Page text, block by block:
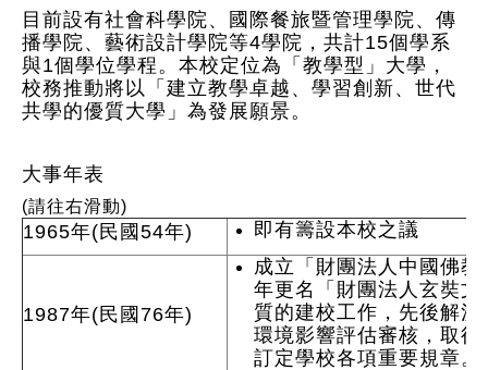
目前設有社會科學院、國際餐旅暨管理學院、傳
播學院、藝術設計學院等4學院，共計15個學系
與1個學位學程。本校定位為「教學型」大學，
校務推動將以「建立教學卓越、學習創新、世代
共學的優質大學」為發展願景。
大事年表
(請往右滑動)
1965年(民國54年) 即有籌設本校之議
1987年(民國76年)
成立「財團法人中國佛
年更名「財團法人玄奘
質的建校工作，先後解
環境影響評估審核，取
訂定學校各項重要規章。